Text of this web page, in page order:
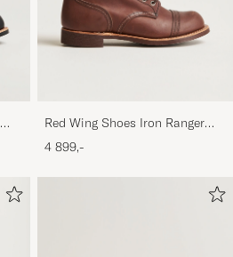
Red Wing Shoes Iron Ranger
Boot Amber Harness
4 899,-